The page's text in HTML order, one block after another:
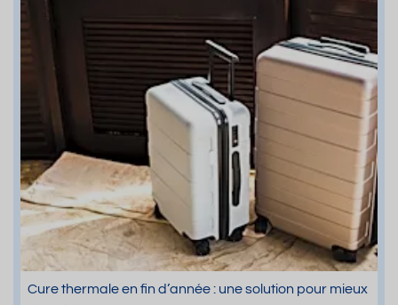
Cure thermale en fin d’année : une solution pour mieux